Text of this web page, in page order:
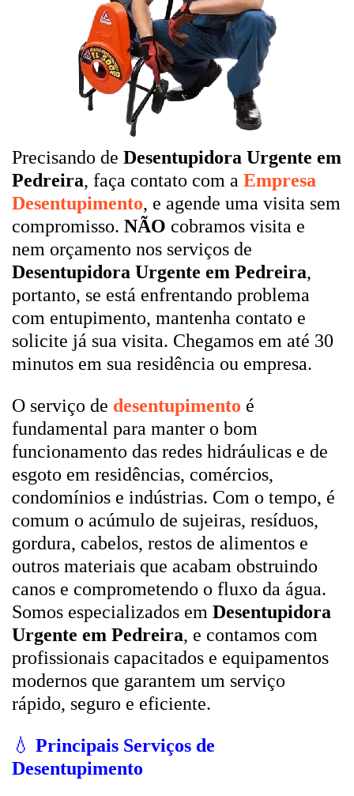
Precisando de Desentupidora Urgente em
Pedreira, faça contato com a Empresa
Desentupimento, e agende uma visita sem
compromisso. NÃO cobramos visita e
nem orçamento nos serviços de
Desentupidora Urgente em Pedreira,
portanto, se está enfrentando problema
com entupimento, mantenha contato e
solicite já sua visita. Chegamos em até 30
minutos em sua residência ou empresa.
O serviço de desentupimento é
fundamental para manter o bom
funcionamento das redes hidráulicas e de
esgoto em residências, comércios,
condomínios e indústrias. Com o tempo, é
comum o acúmulo de sujeiras, resíduos,
gordura, cabelos, restos de alimentos e
outros materiais que acabam obstruindo
canos e comprometendo o fluxo da água.
Somos especializados em Desentupidora
Urgente em Pedreira, e contamos com
profissionais capacitados e equipamentos
modernos que garantem um serviço
rápido, seguro e eficiente.
💧 Principais Serviços de
Desentupimento